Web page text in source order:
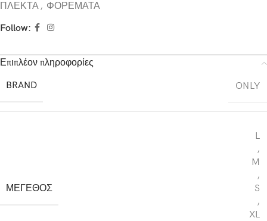
ΠΛΕΚΤΑ, ΦΟΡΕΜΑΤΑ
Follow:
Επιπλέον πληροφορίες
BRAND
ONLY
ΜΕΓΕΘΟΣ
L
,
M
,
S
,
XL